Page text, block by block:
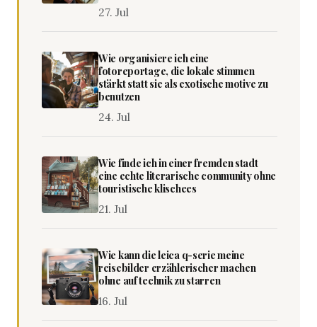
27. Jul
Wie organisiere ich eine
fotoreportage, die lokale stimmen
stärkt statt sie als exotische motive zu
benutzen
24. Jul
Wie finde ich in einer fremden stadt
eine echte literarische community ohne
touristische klischees
21. Jul
Wie kann die leica q-serie meine
reisebilder erzählerischer machen
ohne auf technik zu starren
16. Jul